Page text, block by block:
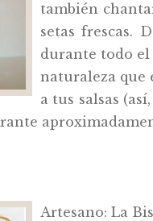
también
setas frescas.
durante todo el
naturaleza que
a tus salsas
Artesano: La